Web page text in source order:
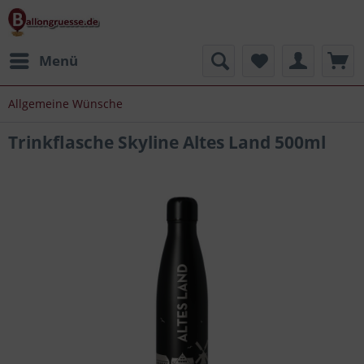
Menü
Allgemeine Wünsche
Trinkflasche Skyline Altes Land 500ml